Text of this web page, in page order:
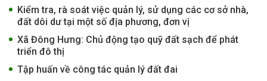
Kiểm tra, rà soát việc quản lý, sử dụng các cơ sở nhà,
đất dôi dư tại một số địa phương, đơn vị
Xã Đông Hưng: Chủ động tạo quỹ đất sạch để phát
triển đô thị
Tập huấn về công tác quản lý đất đai